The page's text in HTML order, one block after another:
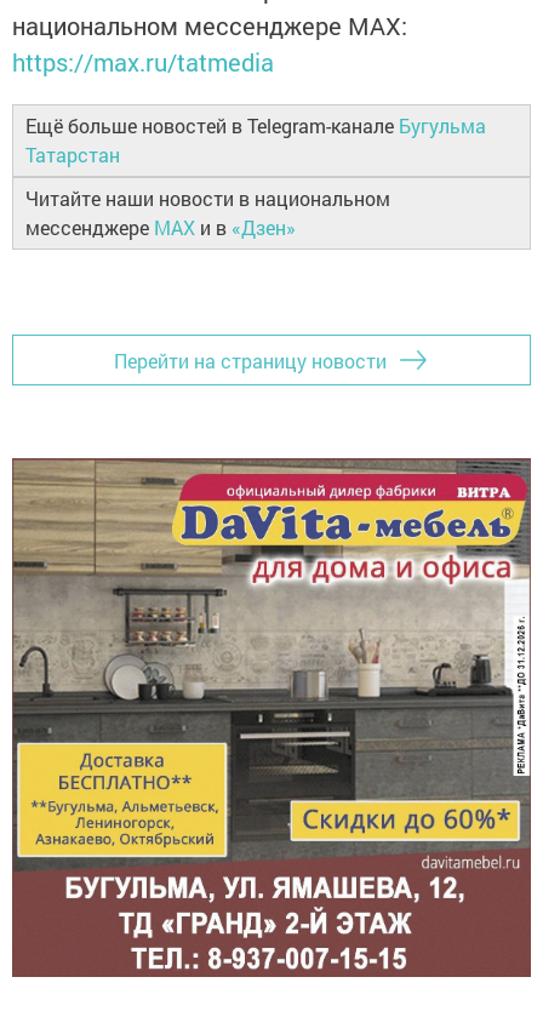
национальном мессенджере MАХ:
https://max.ru/tatmedia
Ещё больше новостей в Telegram-канале Бугульма
Татарстан
Читайте наши новости в национальном
мессенджере MAX и в «Дзен»
Перейти на страницу новости